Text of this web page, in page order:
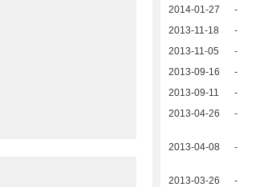
2014-01-27
-
2013-11-18
-
2013-11-05
-
2013-09-16
-
2013-09-11
-
2013-04-26
-
2013-04-08
-
2013-03-26
-